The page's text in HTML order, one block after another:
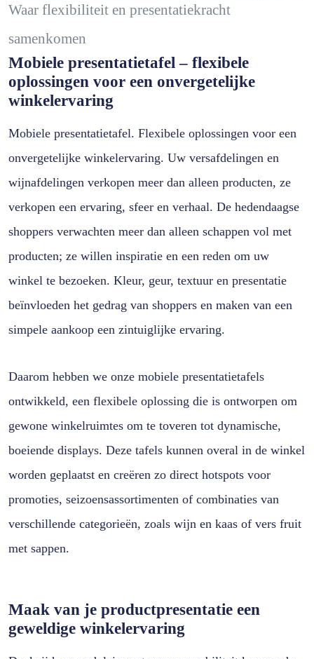
Waar flexibiliteit en presentatiekracht
samenkomen
Mobiele presentatietafel – flexibele
oplossingen voor een onvergetelijke
winkelervaring
Mobiele presentatietafel. Flexibele oplossingen voor een
onvergetelijke winkelervaring. Uw versafdelingen en
wijnafdelingen verkopen meer dan alleen producten, ze
verkopen een ervaring, sfeer en verhaal. De hedendaagse
shoppers verwachten meer dan alleen schappen vol met
producten; ze willen inspiratie en een reden om uw
winkel te bezoeken. Kleur, geur, textuur en presentatie
beïnvloeden het gedrag van shoppers en maken van een
simpele aankoop een zintuiglijke ervaring.
Daarom hebben we onze mobiele presentatietafels
ontwikkeld, een flexibele oplossing die is ontworpen om
gewone winkelruimtes om te toveren tot dynamische,
boeiende displays. Deze tafels kunnen overal in de winkel
worden geplaatst en creëren zo direct hotspots voor
promoties, seizoensassortimenten of combinaties van
verschillende categorieën, zoals wijn en kaas of vers fruit
met sappen.
Maak van je productpresentatie een
geweldige winkelervaring